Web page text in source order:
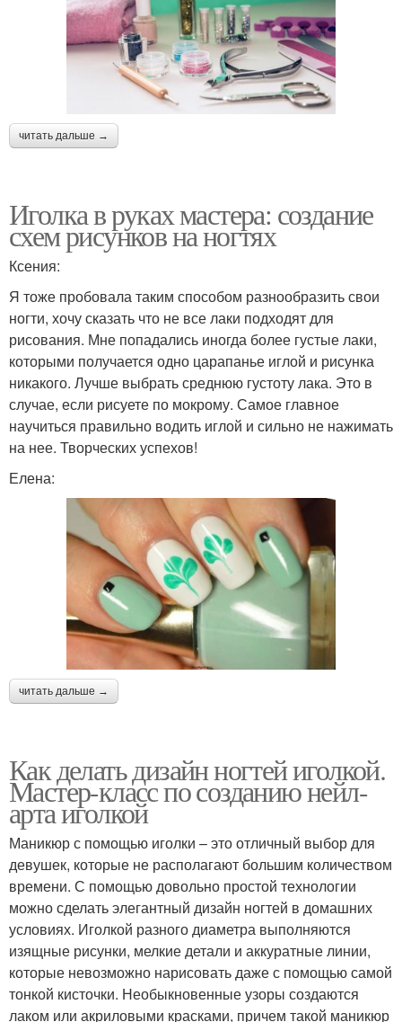
читать дальше →
Иголка в руках мастера: создание
схем рисунков на ногтях
Ксения:
Я тоже пробовала таким способом разнообразить свои
ногти, хочу сказать что не все лаки подходят для
рисования. Мне попадались иногда более густые лаки,
которыми получается одно царапанье иглой и рисунка
никакого. Лучше выбрать среднюю густоту лака. Это в
случае, если рисуете по мокрому. Самое главное
научиться правильно водить иглой и сильно не нажимать
на нее. Творческих успехов!
Елена:
читать дальше →
Как делать дизайн ногтей иголкой.
Мастер-класс по созданию нейл-
арта иголкой
Маникюр с помощью иголки – это отличный выбор для
девушек, которые не располагают большим количеством
времени. С помощью довольно простой технологии
можно сделать элегантный дизайн ногтей в домашних
условиях. Иголкой разного диаметра выполняются
изящные рисунки, мелкие детали и аккуратные линии,
которые невозможно нарисовать даже с помощью самой
тонкой кисточки. Необыкновенные узоры создаются
лаком или акриловыми красками, причем такой маникюр